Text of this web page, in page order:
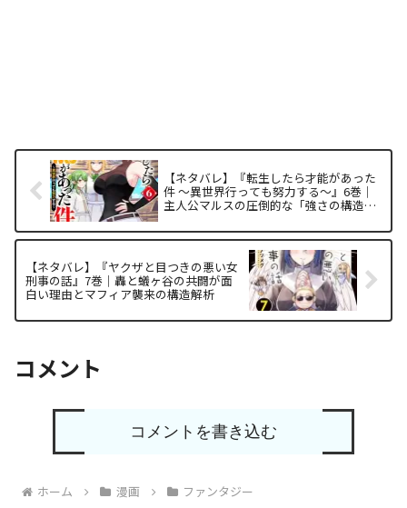
【ネタバレ】『転生したら才能があった
件 ～異世界行っても努力する～』6巻｜
主人公マルスの圧倒的な「強さの構造」
【ネタバレ】『ヤクザと目つきの悪い女
刑事の話』7巻｜轟と蟻ヶ谷の共闘が面
白い理由とマフィア襲来の構造解析
コメント
コメントを書き込む
ホーム 漫画 ファンタジー